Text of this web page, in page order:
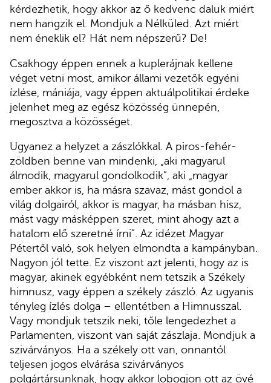
kérdezhetik, hogy akkor az ő kedvenc daluk miért
nem hangzik el. Mondjuk a Nélküled. Azt miért
nem éneklik el? Hát nem népszerű? De!
Csakhogy éppen ennek a kuplerájnak kellene
véget vetni most, amikor állami vezetők egyéni
ízlése, mániája, vagy éppen aktuálpolitikai érdeke
jelenhet meg az egész közösség ünnepén,
megosztva a közösséget.
Ugyanez a helyzet a zászlókkal. A piros-fehér-
zöldben benne van mindenki, „aki magyarul
álmodik, magyarul gondolkodik”, aki „magyar
ember akkor is, ha másra szavaz, mást gondol a
világ dolgairól, akkor is magyar, ha másban hisz,
mást vagy másképpen szeret, mint ahogy azt a
hatalom elő szeretné írni”. Az idézet Magyar
Pétertől való, sok helyen elmondta a kampányban.
Nagyon jól tette. Ez viszont azt jelenti, hogy az is
magyar, akinek egyébként nem tetszik a Székely
himnusz, vagy éppen a székely zászló. Az ugyanis
tényleg ízlés dolga – ellentétben a Himnusszal.
Vagy mondjuk tetszik neki, tőle lengedezhet a
Parlamenten, viszont van saját zászlaja. Mondjuk a
szivárványos. Ha a székely ott van, onnantól
teljesen jogos elvárása szivárványos
polgártársunknak, hogy akkor lobogjon ott az övé